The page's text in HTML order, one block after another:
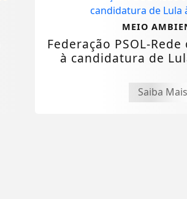
MEIO
Federação PSOL-
à candidatura de
Saiba Mais